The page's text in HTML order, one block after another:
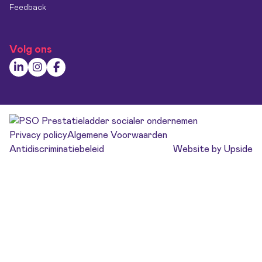
Feedback
Volg ons
Privacy policyAlgemene Voorwaarden
Antidiscriminatiebeleid
Website by Upside